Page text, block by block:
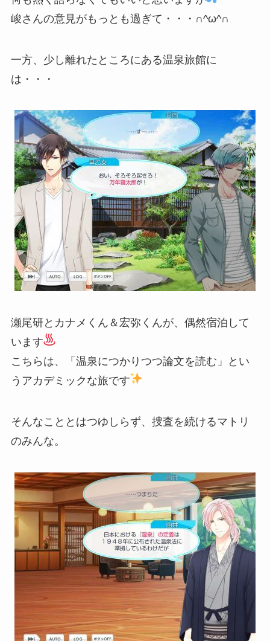
峻さんの意見がもっとも過ぎて・・・∩^ω^∩
一方、少し離れたところにある温泉旅館に
は・・・
瀬尾研とカナメくん＆宏弥くんが、偶然宿泊して
います
こちらは、「温泉につかりつつ論文を読む」とい
うアカデミックな旅です
そんなこととはつゆしらず、捜査を続けるマトリ
のみんな。